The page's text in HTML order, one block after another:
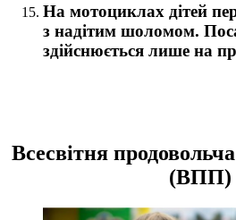
На мотоциклах дітей
з надітим шоломом.
здійснюється лише на
Всесвітня
(ВПП)